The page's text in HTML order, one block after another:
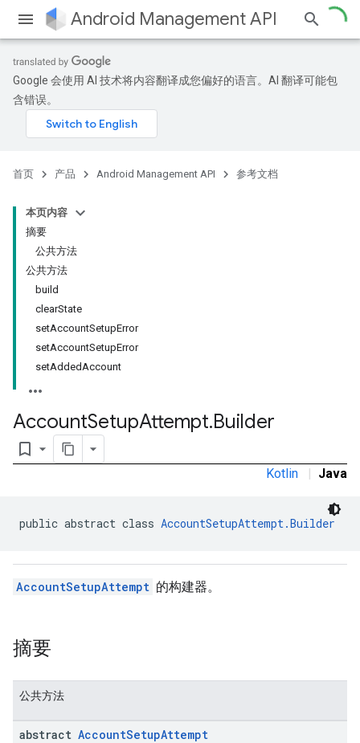
Android Management API
Google 会使用 AI 技术将内容翻译成您偏好的语言。AI 翻译可能包
含错误。
首页 产品 Android Management API 参考文档
本页内容
摘要
公共方法
公共方法
build
clearState
setAccountSetupError
setAccountSetupError
setAddedAccount
AccountSetupAttempt.Builder
bookmark_border
Kotlin | Java
public abstract class AccountSetupAttempt.Builder
AccountSetupAttempt 的构建器。
摘要
公共方法
abstract AccountSetupAttempt